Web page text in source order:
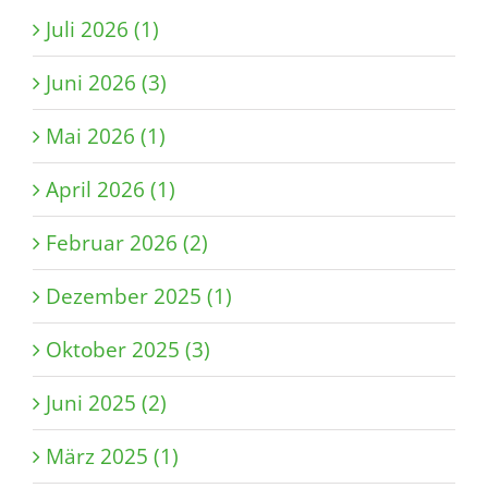
Juli 2026 (1)
Juni 2026 (3)
Mai 2026 (1)
April 2026 (1)
Februar 2026 (2)
Dezember 2025 (1)
Oktober 2025 (3)
Juni 2025 (2)
März 2025 (1)